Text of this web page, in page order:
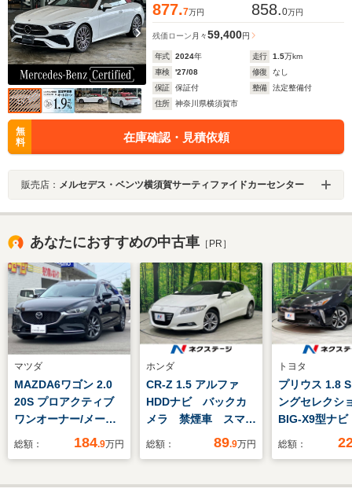
877.7万円 858.0万円
残価ローン 月々59,400円
年式 2024年 走行 1.5万km
車検
'27/08 修復
なし
保証
保証付 整備
法定整備付
住所
神奈川県横須賀市
無
料
在庫確認・見積依頼
販売店： メルセデス・ベンツ横須賀サーティファイドカーセンター
あなたにおすすめの中古車 ［PR］
マツダ
MAZDA6ワゴン 2.0
20S プロアクティブ
ワンオーナー/メーカ
ーナビ/BOSEサウン
生/全方位カメラ/純正
総額： 184.9万円
ホンダ
CR-Z 1.5 アルファ
HDDナビ バックカ
メラ 禁煙車 スマー
トキー HIDヘッドラ
16インチアルミ オ
総額： 89.9万円
トヨタ
プリウス 1.8
ングセレクシ
BIG-X9型ナ
ラミックビュ
ズ 禁煙車
総額：